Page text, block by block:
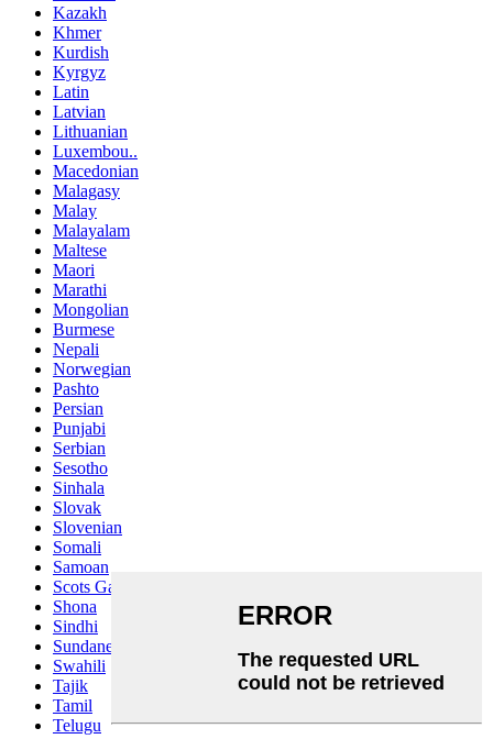
Kazakh
Khmer
Kurdish
Kyrgyz
Latin
Latvian
Lithuanian
Luxembou..
Macedonian
Malagasy
Malay
Malayalam
Maltese
Maori
Marathi
Mongolian
Burmese
Nepali
Norwegian
Pashto
Persian
Punjabi
Serbian
Sesotho
Sinhala
Slovak
Slovenian
Somali
Samoan
Scots Gaelic
Shona
Sindhi
Sundanese
Swahili
Tajik
Tamil
Telugu